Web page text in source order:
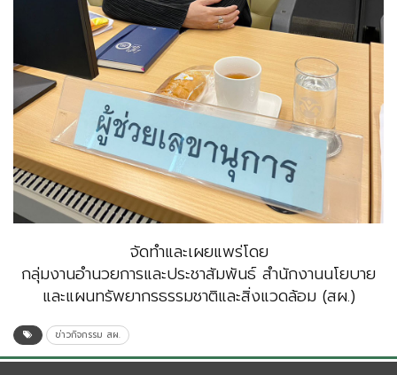
จัดทำและเผยแพร่โดย
กลุ่มงานอำนวยการและประชาสัมพันธ์ สำนักงานนโยบาย
และแผนทรัพยากรธรรมชาติและสิ่งแวดล้อม (สผ.)
ข่าวกิจกรรม สผ.